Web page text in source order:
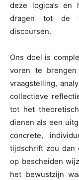
deze logica’s
dragen tot de
discoursen.
Ons doel is
voren te
vraagstelling,
collectieve
tot het
dienen als een
concrete,
tijdschrift zou dan
op bescheiden
het bewustzijn